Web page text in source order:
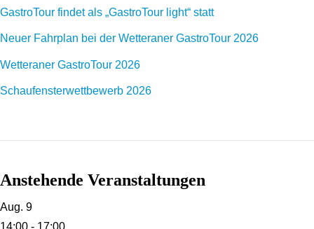
GastroTour findet als „GastroTour light“ statt
Neuer Fahrplan bei der Wetteraner GastroTour 2026
Wetteraner GastroTour 2026
Schaufensterwettbewerb 2026
Anstehende Veranstaltungen
Aug. 9
14:00 - 17:00